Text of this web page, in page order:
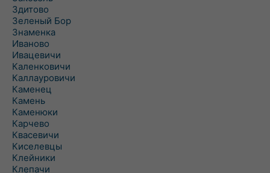
Здитово
Зеленый Бор
Знаменка
Иваново
Ивацевичи
Каленковичи
Каллауровичи
Каменец
Камень
Каменюки
Карчево
Квасевичи
Киселевцы
Клейники
Клепачи